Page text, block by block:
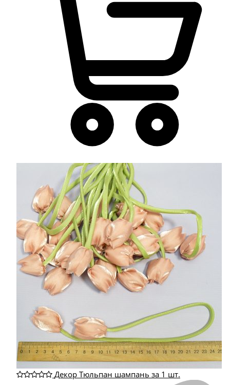
Декор Тюльпан шампань за 1 шт.